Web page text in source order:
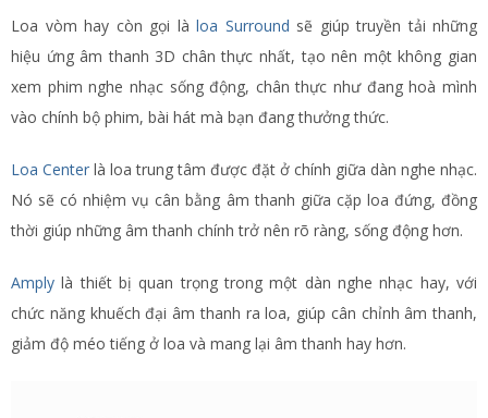
Loa vòm hay còn gọi là loa Surround sẽ giúp truyền tải những
hiệu ứng âm thanh 3D chân thực nhất, tạo nên một không gian
xem phim nghe nhạc sống động, chân thực như đang hoà mình
vào chính bộ phim, bài hát mà bạn đang thưởng thức.
Loa Center là loa trung tâm được đặt ở chính giữa dàn nghe nhạc.
Nó sẽ có nhiệm vụ cân bằng âm thanh giữa cặp loa đứng, đồng
thời giúp những âm thanh chính trở nên rõ ràng, sống động hơn.
Amply là thiết bị quan trọng trong một dàn nghe nhạc hay, với
chức năng khuếch đại âm thanh ra loa, giúp cân chỉnh âm thanh,
giảm độ méo tiếng ở loa và mang lại âm thanh hay hơn.